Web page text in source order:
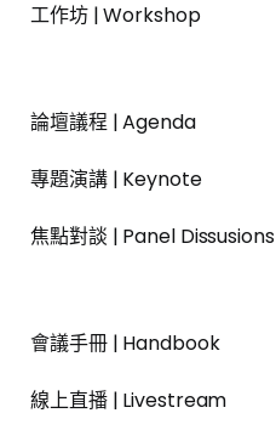
工作坊 | Workshop
論壇議程 | Agenda
專題演講 | Keynote
焦點對談 | Panel Dissusions
會議手冊 | Handbook
線上直播 | Livestream